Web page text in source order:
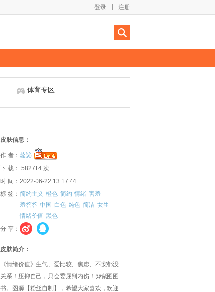
注册
登录
体育专区
皮肤信息：
作 者： 蕊訫
下 载： 582714 次
时 间：2022-06-22 13:17:44
标 签： 简约主义 橙色 简约 情绪 害羞
羞答答 中国 白色 纯色 简洁 女生
情绪价值 黑色
分 享：
皮肤简介：
《情绪价值》生气、爱比较、焦虑、不安都没
关系！压抑自己，只会委屈到内伤！@紫图图
书。图源【粉丝自制】，希望大家喜欢，欢迎